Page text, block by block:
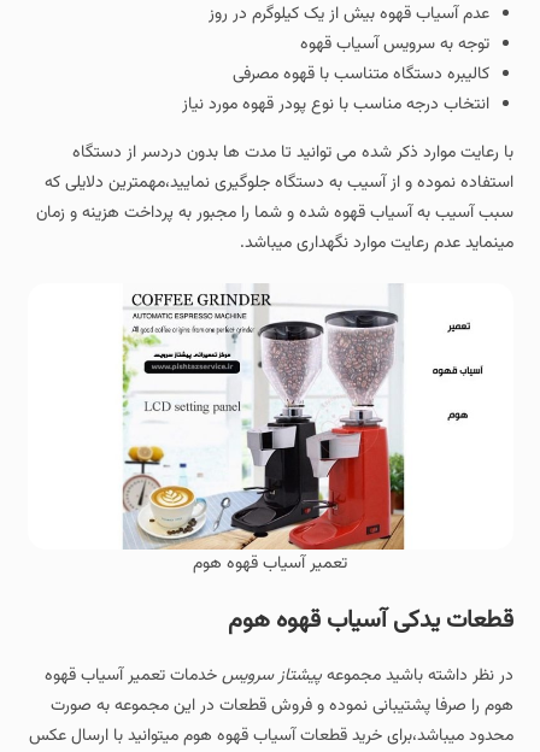
عدم آسیاب قهوه بیش از یک کیلوگرم در روز
توجه به سرویس آسیاب قهوه
کالیبره دستگاه متناسب با قهوه مصرفی
انتخاب درجه مناسب با نوع پودر قهوه مورد نیاز
با رعایت موارد ذکر شده می توانید تا مدت ها بدون دردسر از دستگاه
استفاده نموده و از آسیب به دستگاه جلوگیری نمایید،مهمترین دلایلی که
سبب آسیب به آسیاب قهوه شده و شما را مجبور به پرداخت هزینه و زمان
مینماید عدم رعایت موارد نگهداری میباشد.
تعمیر آسیاب قهوه هوم
قطعات یدکی آسیاب قهوه هوم
در نظر داشته باشید مجموعهپیشتاز سرویسخدمات تعمیر آسیاب قهوه
هوم را صرفا پشتیبانی نموده و فروش قطعات در این مجموعه به صورت
محدود میباشد،برای خرید قطعات آسیاب قهوه هوم میتوانید با ارسال عکس